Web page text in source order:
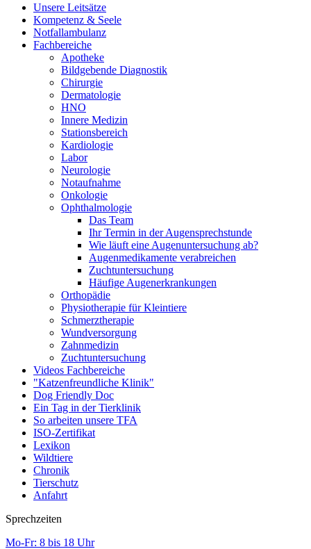
Unsere Leitsätze
Kompetenz & Seele
Notfallambulanz
Fachbereiche
Apotheke
Bildgebende Diagnostik
Chirurgie
Dermatologie
HNO
Innere Medizin
Stationsbereich
Kardiologie
Labor
Neurologie
Notaufnahme
Onkologie
Ophthalmologie
Das Team
Ihr Termin in der Augensprechstunde
Wie läuft eine Augenuntersuchung ab?
Augenmedikamente verabreichen
Zuchtuntersuchung
Häufige Augenerkrankungen
Orthopädie
Physiotherapie für Kleintiere
Schmerztherapie
Wundversorgung
Zahnmedizin
Zuchtuntersuchung
Videos Fachbereiche
"Katzenfreundliche Klinik"
Dog Friendly Doc
Ein Tag in der Tierklinik
So arbeiten unsere TFA
ISO-Zertifikat
Lexikon
Wildtiere
Chronik
Tierschutz
Anfahrt
Sprechzeiten
Mo-Fr: 8 bis 18 Uhr